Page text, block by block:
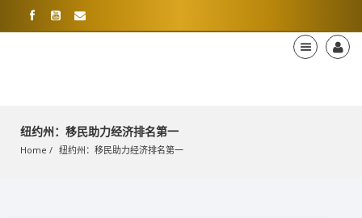
纽约州：移民助力经济排名第一
Home 纽约州：移民助力经济排名第一